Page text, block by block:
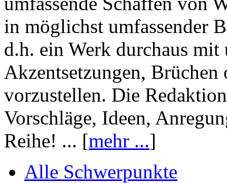
in möglichst umfassender
d.h. ein Werk durchaus mit
Akzentsetzungen, Brüchen
vorzustellen. Die
Vorschläge, Ideen,
Reihe! ... [mehr ...]
Alle Schwerpunkte